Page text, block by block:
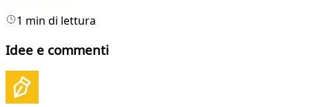
1 min di lettura
Idee e commenti